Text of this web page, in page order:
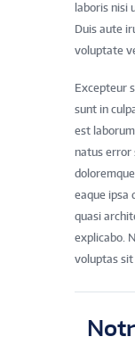
laboris nisi
Duis aute
voluptate
Excepteur
sunt in
est
natus error
eaque ipsa
quasi
explicabo.
voluptas